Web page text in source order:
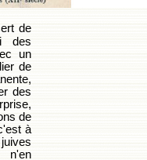
de
des
un
de
des
de
à
n'en